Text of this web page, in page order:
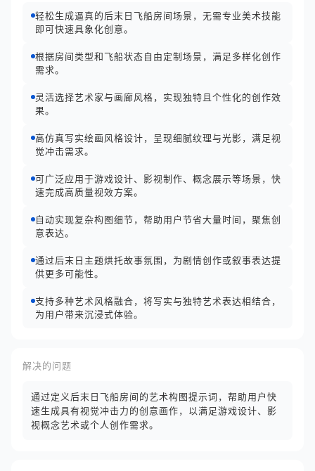
轻松生成逼真的后末日飞船房间场景，无需专业美术技能
即可快速具象化创意。
根据房间类型和飞船状态自由定制场景，满足多样化创作
需求。
灵活选择艺术家与画廊风格，实现独特且个性化的创作效
果。
高仿真写实绘画风格设计，呈现细腻纹理与光影，满足视
觉冲击需求。
可广泛应用于游戏设计、影视制作、概念展示等场景，快
速完成高质量视效方案。
自动实现复杂构图细节，帮助用户节省大量时间，聚焦创
意表达。
通过后末日主题烘托故事氛围，为剧情创作或叙事表达提
供更多可能性。
支持多种艺术风格融合，将写实与独特艺术表达相结合，
为用户带来沉浸式体验。
解决的问题
通过定义后末日飞船房间的艺术构图提示词，帮助用户快
速生成具有视觉冲击力的创意画作，以满足游戏设计、影
视概念艺术或个人创作需求。